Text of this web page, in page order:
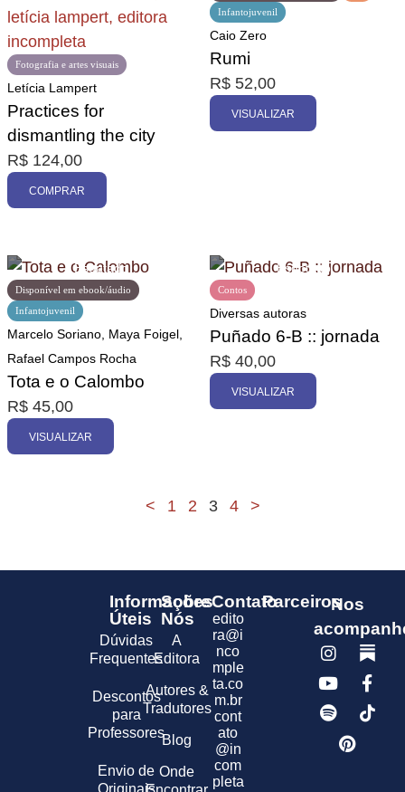
Fotografia e artes visuais
Letícia Lampert
Practices for
dismantling the city
R$ 124,00
COMPRAR
Infantojuvenil
Caio Zero
Rumi
R$ 52,00
VISUALIZAR
Disponível em ebook/áudio
Infantojuvenil
Marcelo Soriano, Maya Foigel,
Rafael Campos Rocha
Tota e o Calombo
R$ 45,00
VISUALIZAR
Contos
Diversas autoras
Puñado 6-B :: jornada
R$ 40,00
VISUALIZAR
< 1 2 3 4 >
Informações
Úteis
Dúvidas
Frequentes
Descontos
para
Professores
Envio de
Originais
Sobre
Nós
A
Editora
Autores &
Tradutores
Blog
Onde
Contato
edito
ra@i
nco
mple
ta.co
m.br
cont
ato
@in
com
pleta
ParceirosNos